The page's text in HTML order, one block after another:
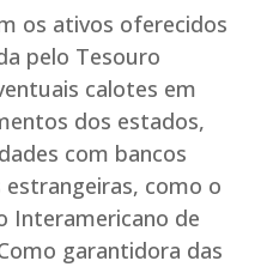
os ativos oferecidos
pelo Tesouro
calotes em
dos estados,
com bancos
como o
Interamericano de
garantidora das